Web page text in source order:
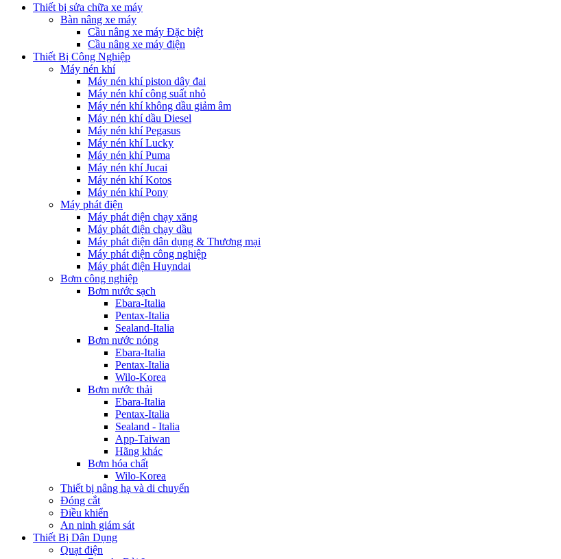
Thiết bị sửa chữa xe máy
Bàn nâng xe máy
Cầu nâng xe máy Đặc biệt
Cầu nâng xe máy điện
Thiết Bị Công Nghiệp
Máy nén khí
Máy nén khí piston dây đai
Máy nén khí công suất nhỏ
Máy nén khí không dầu giảm âm
Máy nén khí dầu Diesel
Máy nén khí Pegasus
Máy nén khí Lucky
Máy nén khí Puma
Máy nén khí Jucai
Máy nén khí Kotos
Máy nén khí Pony
Máy phát điện
Máy phát điện chạy xăng
Máy phát điện chạy dầu
Máy phát điện dân dụng & Thương mại
Máy phát điện công nghiệp
Máy phát điện Huyndai
Bơm công nghiệp
Bơm nước sạch
Ebara-Italia
Pentax-Italia
Sealand-Italia
Bơm nước nóng
Ebara-Italia
Pentax-Italia
Wilo-Korea
Bơm nước thải
Ebara-Italia
Pentax-Italia
Sealand - Italia
App-Taiwan
Hãng khác
Bơm hóa chất
Wilo-Korea
Thiết bị nâng hạ và di chuyển
Đóng cắt
Điều khiển
An ninh giám sát
Thiết Bị Dân Dụng
Quạt điện